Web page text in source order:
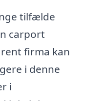
tilfælde
carport
firma kan
i denne
i